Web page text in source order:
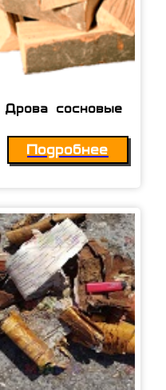
Дрова сосновые
Подробнее